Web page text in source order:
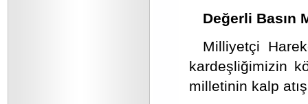
Değerli Basın
Milliyetçi
kardeşliğimizin
milletinin kalp